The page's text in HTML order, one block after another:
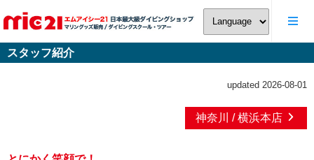
スタッフ紹介
updated 2026-08-01
神奈川 / 横浜本店